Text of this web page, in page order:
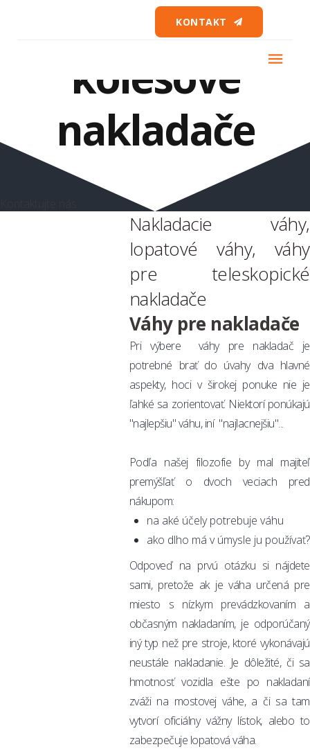
KONTAKT
Váhy na
kolesové
nakladače
Nakladacie váhy,
lopatové váhy, váhy
pre teleskopické
nakladače
Váhy pre nakladače
Pri výbere váhy pre nakladač je
potrebné brať do úvahy dva hlavné
aspekty, hoci v širokej ponuke nie je
ľahké sa zorientovať. Niektorí ponúkajú
"najlepšiu" váhu, iní "najlacnejšiu"...
Podľa našej filozofie by mal majiteľ
premýšľať o dvoch veciach pred
nákupom:
na aké účely potrebuje váhu
ako dlho má v úmysle ju používať?
Odpoveď na prvú otázku si nájdete
sami, pretože ak je váha určená pre
miesto s nízkym prevádzkovaním a
občasným nakladaním, je odporúčaný
iný typ než pre stroje, ktoré vykonávajú
neustále nakladanie. Je dôležité, či sa
hmotnosť vozidla ešte po nakladaní
zváži na mostovej váhe, a či sa tam
vytvorí oficiálny vážny lístok, alebo to
zabezpečuje lopatová váha.